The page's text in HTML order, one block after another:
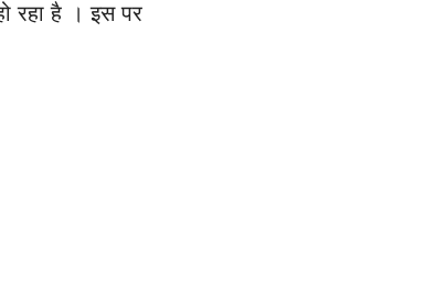
रहा है । इस पर